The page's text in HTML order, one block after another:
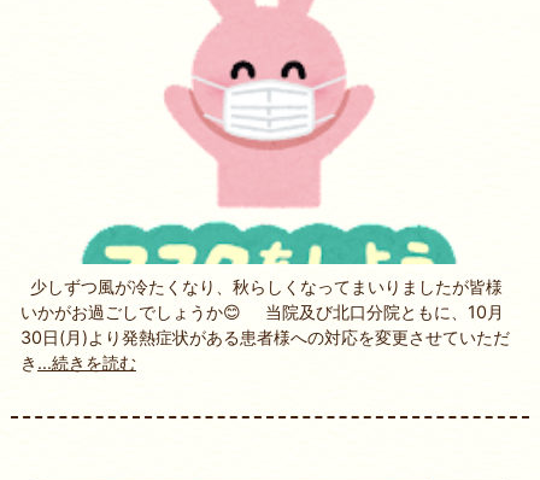
少しずつ風が冷たくなり、秋らしくなってまいりましたが皆様
いかがお過ごしでしょうか😊 当院及び北口分院ともに、10月
30日(月)より発熱症状がある患者様への対応を変更させていただ
き ...続きを読む